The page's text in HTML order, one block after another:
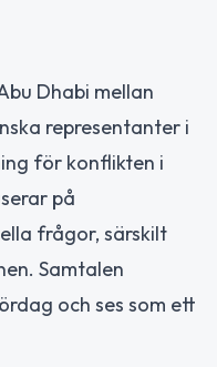
Dhabi mellan
representanter i
för konflikten i
på
frågor, särskilt
Samtalen
och ses som ett